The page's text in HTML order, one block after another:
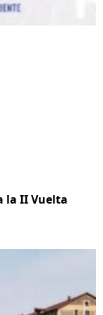
la II Vuelta